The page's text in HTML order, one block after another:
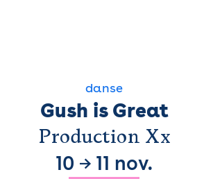
danse
Gush is Great
Production Xx
10 → 11 nov.